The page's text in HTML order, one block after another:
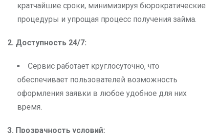
кратчайшие сроки, минимизируя бюрократические
процедуры и упрощая процесс получения займа.
2. Доступность 24/7:
Сервис работает круглосуточно, что
обеспечивает пользователей возможность
оформления заявки в любое удобное для них
время.
3. Прозрачность условий: